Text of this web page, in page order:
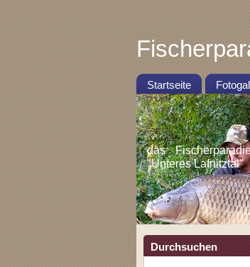
Startseite
das
"Unteres Lafnitztal"
Durchsuchen